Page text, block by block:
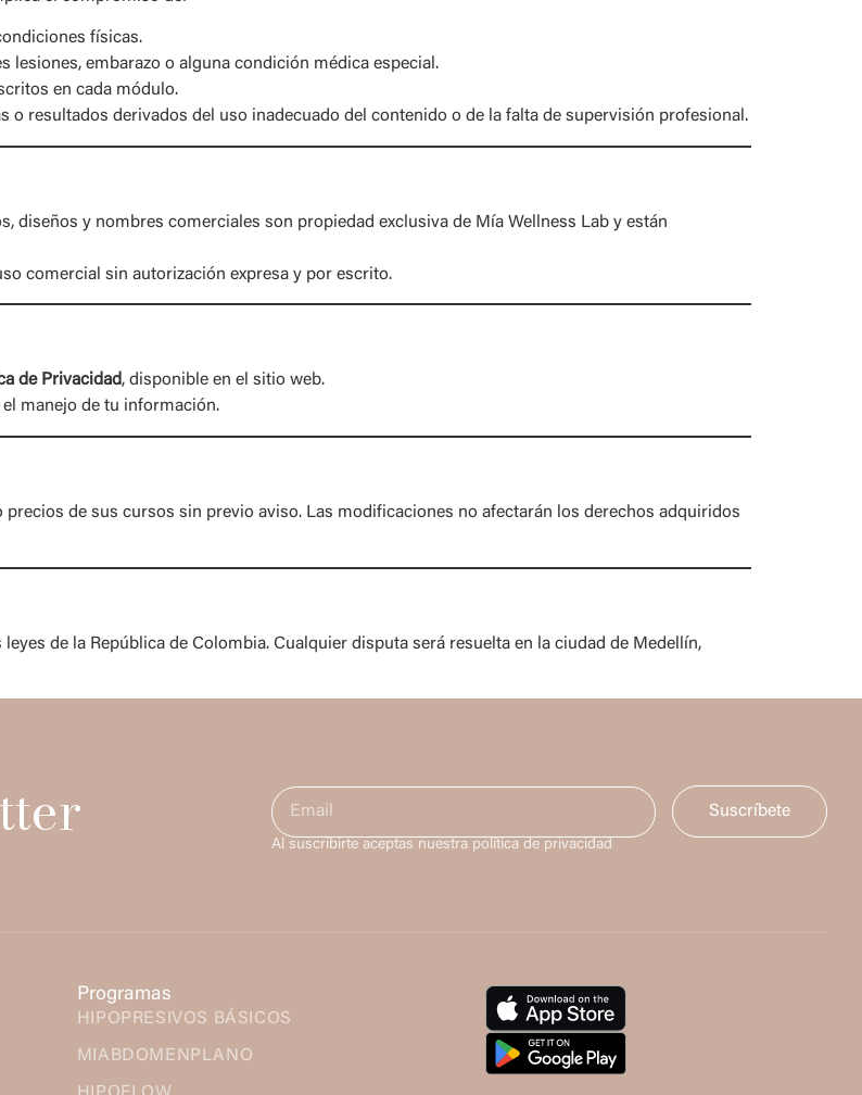
físicas.
embarazo o alguna condición médica especial.
en cada módulo.
o resultados derivados del uso inadecuado del contenido o de la falta de supervisión profesional.
diseños y nombres comerciales son propiedad exclusiva de Mía Wellness Lab y están
comercial sin autorización expresa y por escrito.
de Privacidad, disponible en el sitio web.
manejo de tu información.
de sus cursos sin previo aviso. Las modificaciones no afectarán los derechos adquiridos
de la República de Colombia. Cualquier disputa será resuelta en la ciudad de Medellín,
Suscríbete
Al suscribirte aceptas nuestra política de privacidad
Programas
HIPOPRESIVOS BÁSICOS
MIABDOMENPLANO